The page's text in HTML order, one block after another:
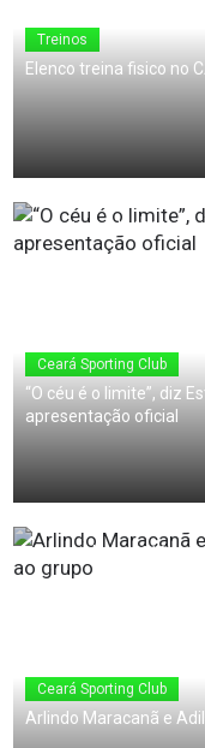
Treinos
Elenco treina fisico no
17 de Junho de 2010
Ceará Sporting Club
“O céu é o limite”, diz
apresentação oficial
17 de Junho de 2010
Ceará Sporting Club
Arlindo Maracanã e